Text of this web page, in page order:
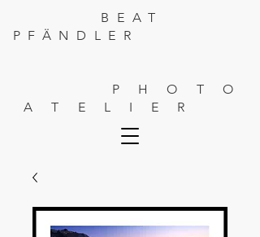
BEAT
PFÄNDLER
P H O T O
A T E L I E R